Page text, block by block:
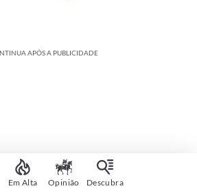
APÓS A PUBLICIDADE
Em Alta Opinião Descubra